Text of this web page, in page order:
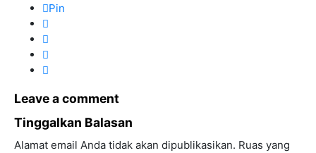
Pin
Leave a comment
Tinggalkan Balasan
Alamat email Anda tidak akan dipublikasikan. Ruas yang